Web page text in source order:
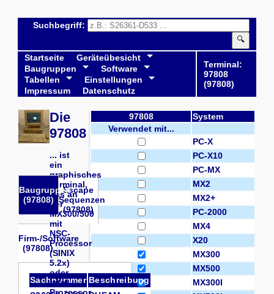
Suchbegriff:
🔍
Startseite
Geräteübesicht
Baugruppen
Software
Tabellen
Einstellungen
Impressum
Datenschutz
Terminal:
97808
(97808)
Die
97808
... ist
ein
graphisches
Terminal,
das an
der
MX300/500
mit
NSC-
Processor
(SINIX
5.2x)
oder
Intel-
97808
System
Verwendet mit...
PC-X
PC-X10
PC-MX
MX2
MX2+
PC-2000
MX4
X20
MX300
MX500
MX300I
Baugruppen
(97808)
Escape
Sequenzen
(97808)
Firm-/Software
(97808)
Sachnummer Beschreibung